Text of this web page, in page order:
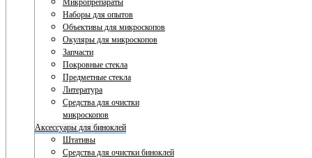
Микропрепараты
Наборы для опытов
Объективы для микроскопов
Окуляры для микроскопов
Запчасти
Покровные стекла
Предметные стекла
Литература
Средства для очистки
микроскопов
Аксессуары для биноклей
Штативы
Средства для очистки биноклей